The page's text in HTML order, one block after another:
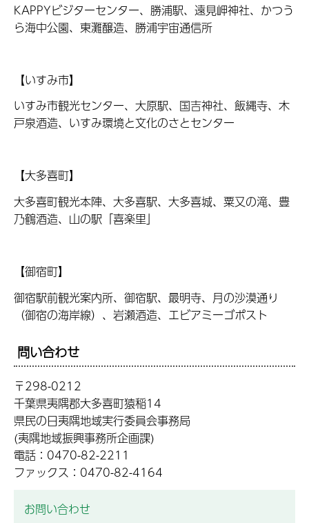
KAPPYビジターセンター、勝浦駅、遠見岬神社、かつう
ら海中公園、東灘醸造、勝浦宇宙通信所
【いすみ市】
いすみ市観光センター、大原駅、国吉神社、飯縄寺、木
戸泉酒造、いすみ環境と文化のさとセンター
【大多喜町】
大多喜町観光本陣、大多喜駅、大多喜城、粟又の滝、豊
乃鶴酒造、山の駅「喜楽里」
【御宿町】
御宿駅前観光案内所、御宿駅、最明寺、月の沙漠通り
（御宿の海岸線）、岩瀬酒造、エビアミーゴポスト
問い合わせ
〒298-0212
千葉県夷隅郡大多喜町猿稲14
県民の日夷隅地域実行委員会事務局
(夷隅地域振興事務所企画課)
電話：0470-82-2211
ファックス：0470-82-4164
お問い合わせ